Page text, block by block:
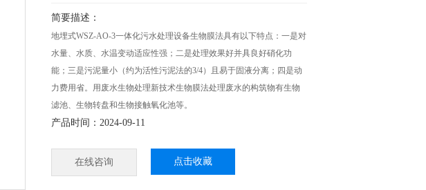
简要描述：
地埋式WSZ-AO-3一体化污水处理设备生物膜法具有以下特点：一是对
水量、水质、水温变动适应性强；二是处理效果好并具良好硝化功
能；三是污泥量小（约为活性污泥法的3/4）且易于固液分离；四是动
力费用省。用废水生物处理新技术生物膜法处理废水的构筑物有生物
滤池、生物转盘和生物接触氧化池等。
产品时间：2024-09-11
在线咨询 点击收藏